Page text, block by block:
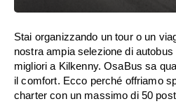
Stai organizzando un tour o un
nostra ampia selezione di
migliori a Kilkenny. OsaBus sa
il comfort. Ecco perché offriamo
charter con un massimo di 50